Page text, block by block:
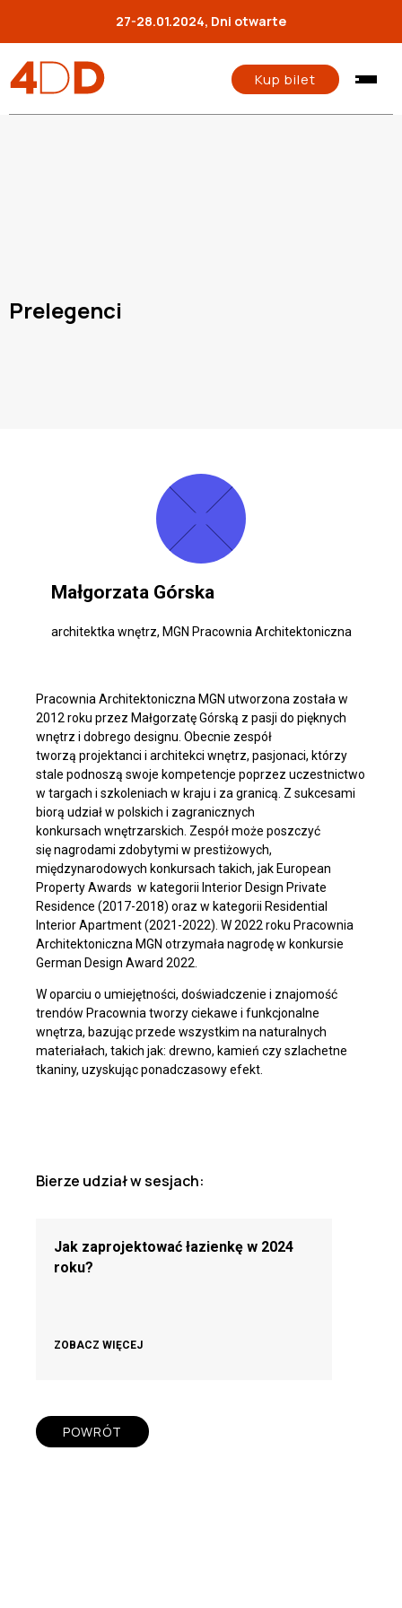
27-28.01.2024, Dni otwarte
Kup bilet
Prelegenci
Małgorzata Górska
architektka wnętrz, MGN Pracownia Architektoniczna
Pracownia Architektoniczna MGN utworzona została w
2012 roku przez Małgorzatę Górską z pasji do pięknych
wnętrz i dobrego designu. Obecnie zespół
tworzą projektanci i architekci wnętrz, pasjonaci, którzy
stale podnoszą swoje kompetencje poprzez uczestnictwo
w targach i szkoleniach w kraju i za granicą. Z sukcesami
biorą udział w polskich i zagranicznych
konkursach wnętrzarskich. Zespół może poszczyć
się nagrodami zdobytymi w prestiżowych,
międzynarodowych konkursach takich, jak European
Property Awards w kategorii Interior Design Private
Residence (2017-2018) oraz w kategorii Residential
Interior Apartment (2021-2022). W 2022 roku Pracownia
Architektoniczna MGN otrzymała nagrodę w konkursie
German Design Award 2022.
W oparciu o umiejętności, doświadczenie i znajomość
trendów Pracownia tworzy ciekawe i funkcjonalne
wnętrza, bazując przede wszystkim na naturalnych
materiałach, takich jak: drewno, kamień czy szlachetne
tkaniny, uzyskując ponadczasowy efekt.
Bierze udział w sesjach:
Jak zaprojektować łazienkę w 2024
roku?
ZOBACZ WIĘCEJ
POWRÓT